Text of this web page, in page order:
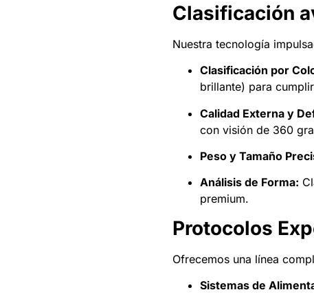
Clasificación
Nuestra tecnología
Clasificación por
brillante) para
Calidad Externa y
con visión de 360
Peso y Tamaño
Análisis de Forma:
premium.
Protocolos
Ofrecemos una línea
Sistemas de